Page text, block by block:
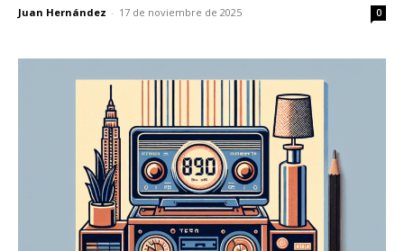
Juan Hernández - 17 de noviembre de 2025 0